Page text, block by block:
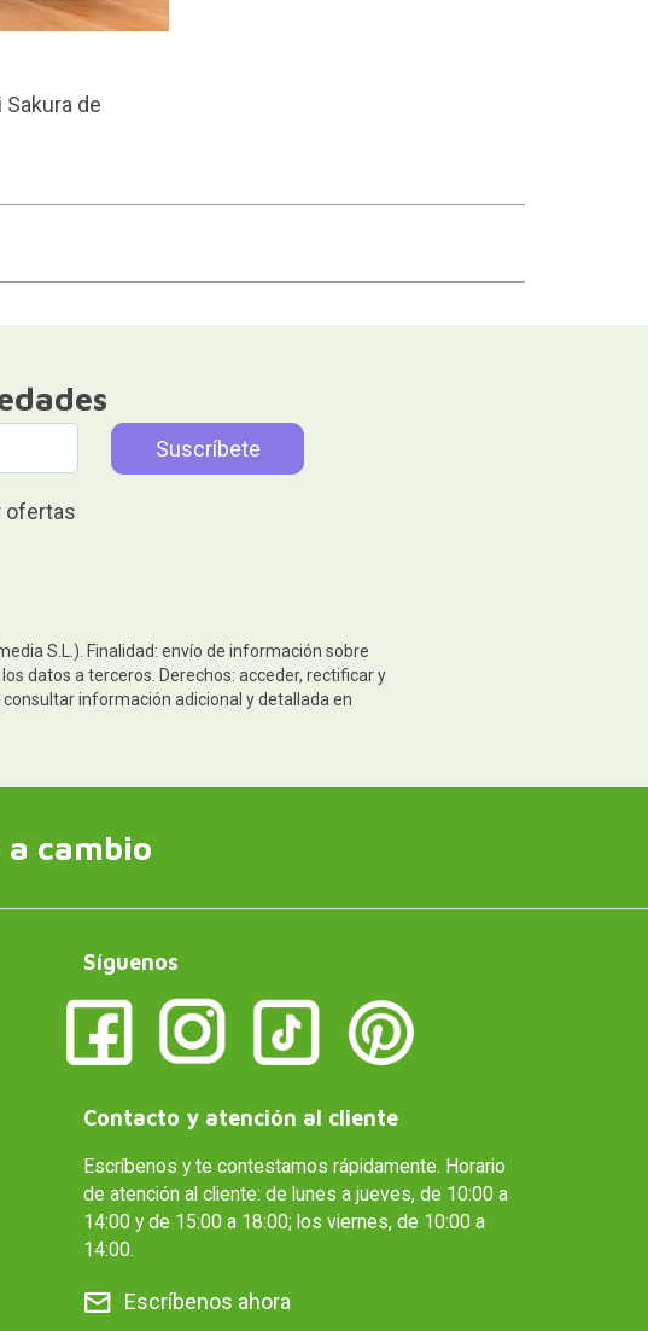
de
ofertas
S.L.). Finalidad: envío de información sobre
datos a terceros. Derechos: acceder, rectificar y
información adicional y detallada en
cambio
Síguenos
Contacto y atención al cliente
Escríbenos y te contestamos rápidamente. Horario
de atención al cliente: de lunes a jueves, de 10:00 a
14:00 y de 15:00 a 18:00; los viernes, de 10:00 a
14:00.
Escríbenos ahora